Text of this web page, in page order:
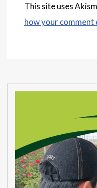
This site uses
how your comment